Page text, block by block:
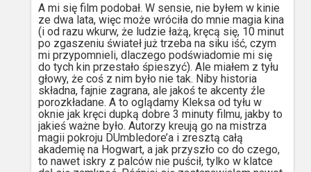
A mi się film podobał. W sensie, nie byłem w kinie
ze dwa lata, więc może wróciła do mnie magia kina
(i od razu wkurw, że ludzie łażą, kręcą się, 10 minut
po zgaszeniu świateł już trzeba na siku iść, czym
mi przypomnieli, dlaczego podświadomie mi się
do tych kin przestało śpieszyć). Ale miałem z tyłu
głowy, że coś z nim było nie tak. Niby historia
składna, fajnie zagrana, ale jakoś te akcenty źle
porozkładane. A to oglądamy Kleksa od tyłu w
oknie jak kręci dupką dobre 3 minuty filmu, jakby to
jakieś ważne było. Autorzy kreują go na mistrza
magii pokroju DUmbledore’a i zresztą całą
akademię na Hogwart, a jak przyszło co do czego,
to nawet iskry z palców nie puścił, tylko w klatce